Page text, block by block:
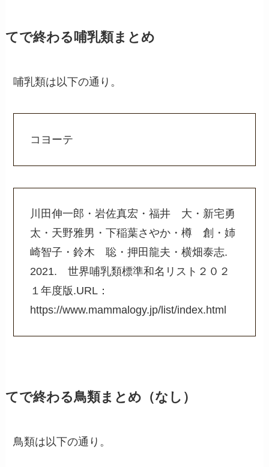
てで終わる哺乳類まとめ
哺乳類は以下の通り。
コヨーテ
川田伸一郎・岩佐真宏・福井 大・新宅勇
太・天野雅男・下稲葉さやか・樽 創・姉
崎智子・鈴木 聡・押田龍夫・横畑泰志.
2021. 世界哺乳類標準和名リスト２０２
１年度版.URL：
https://www.mammalogy.jp/list/index.html
てで終わる鳥類まとめ（なし）
鳥類は以下の通り。